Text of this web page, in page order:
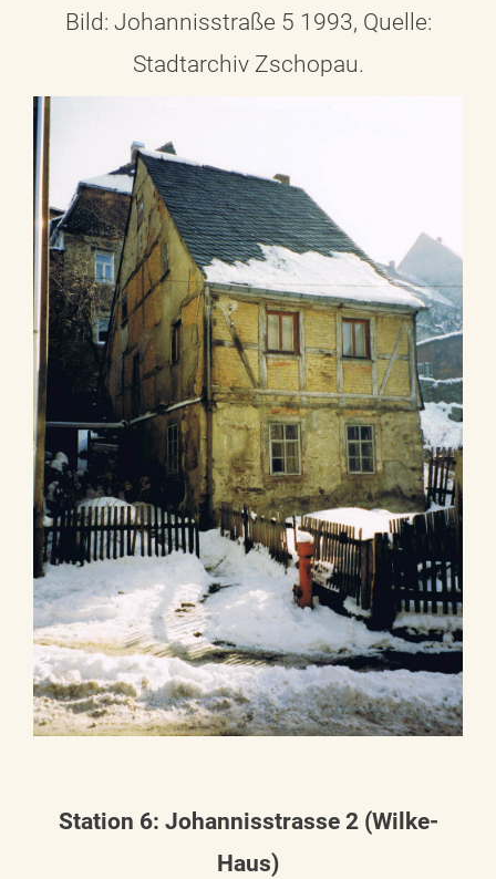
Bild: Johannisstraße 5 1993, Quelle:
Stadtarchiv Zschopau.
Station 6: Johannisstrasse 2 (Wilke-
Haus)